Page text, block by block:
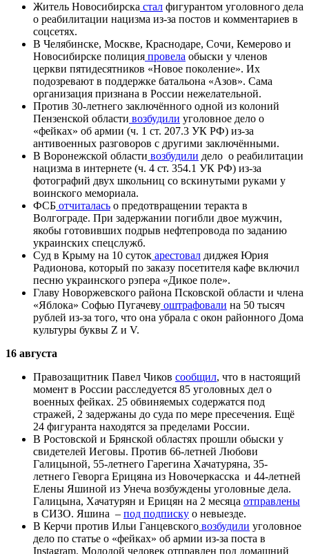
Житель Новосибирска стал фигурантом уголовного дела
о реабилитации нацизма из-за постов и комментариев в
соцсетях.
В Челябинске, Москве, Краснодаре, Сочи, Кемерово и
Новосибирске полиция провела обыски у членов
церкви пятидесятников «Новое поколение». Их
подозревают в поддержке батальона «Азов». Сама
организация признана в России нежелательной.
Против 30-летнего заключённого одной из колоний
Пензенской области возбудили уголовное дело о
«фейках» об армии (ч. 1 ст. 207.3 УК РФ) из-за
антивоенных разговоров с другими заключёнными.
В Воронежской области возбудили дело о реабилитации
нацизма в интернете (ч. 4 ст. 354.1 УК РФ) из-за
фотографий двух школьниц со вскинутыми руками у
воинского мемориала.
ФСБ отчиталась о предотвращении теракта в
Волгограде. При задержании погибли двое мужчин,
якобы готовивших подрыв нефтепровода по заданию
украинских спецслужб.
Суд в Крыму на 10 суток арестовал диджея Юрия
Радионова, который по заказу посетителя кафе включил
песню украинского рэпера «Дикое поле».
Главу Новоржевского района Псковской области и члена
«Яблока» Софью Пугачеву оштрафовали на 50 тысяч
рублей из-за того, что она убрала с окон районного Дома
культуры буквы Z и V.
16 августа
Правозащитник Павел Чиков сообщил, что в настоящий
момент в России расследуется 85 уголовных дел о
военных фейках. 25 обвиняемых содержатся под
стражей, 2 задержаны до суда по мере пресечения. Ещё
24 фигуранта находятся за пределами России.
В Ростовской и Брянской областях прошли обыски у
свидетелей Иеговы. Против 66-летней Любови
Галицыной, 55-летнего Гарегина Хачатуряна, 35-
летнего Геворга Ерицяна из Новочеркасска и 44-летней
Елены Яшиной из Унеча возбуждены уголовные дела.
Галицына, Хачатурян и Ерицян на 2 месяца отправлены
в СИЗО. Яшина – под подписку о невыезде.
В Керчи против Ильи Ганцевского возбудили уголовное
дело по статье о «фейках» об армии из-за поста в
Instagram. Молодой человек отправлен под домашний